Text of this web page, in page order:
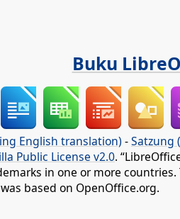
Buku
English translation) -Satzung
Public License v2.0.
in one or more
based on OpenOffice.org.